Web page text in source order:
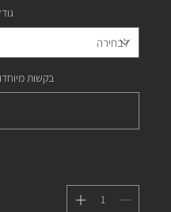
בקשות